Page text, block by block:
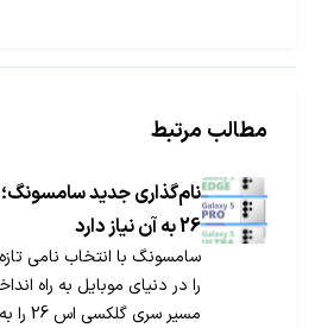
مطالب مرتبط
نام‌گذاری جدید
26 به آن نیاز دارد
سامسونگ با انتخاب نامی
را در دنیای موبایل به راه
مسیر